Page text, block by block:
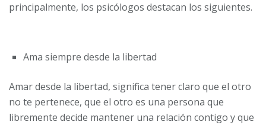
principalmente, los psicólogos destacan los siguientes.
Ama siempre desde la libertad
Amar desde la libertad, significa tener claro que el otro
no te pertenece, que el otro es una persona que
libremente decide mantener una relación contigo y que